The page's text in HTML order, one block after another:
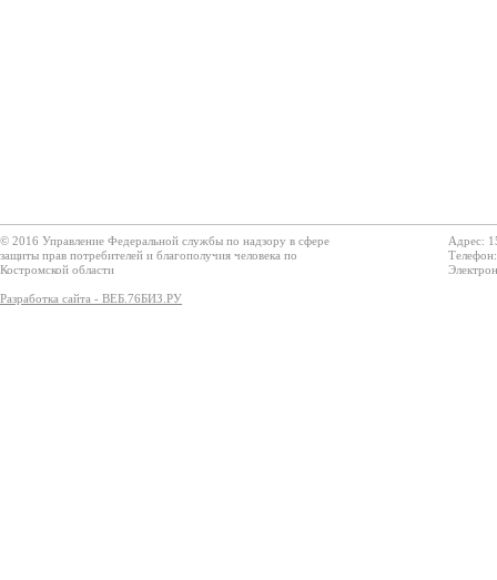
© 2016 Управление Федеральной службы по надзору в сфере
защиты прав потребителей и благополучия человека по
Костромской области
Разработка сайта - ВЕБ.76БИЗ.РУ
Адрес: